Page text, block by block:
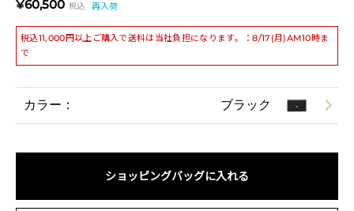
¥60,500 税込 再入荷
税込11,000円以上ご購入で送料は当社負担になります。：8/17(月)AM10時ま
で
カラー： ブラック
ショッピングバッグに入れる